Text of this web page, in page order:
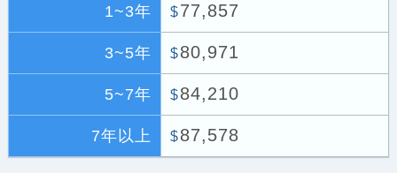
1~3年 $77,857
3~5年 $80,971
5~7年 $84,210
7年以上 $87,578